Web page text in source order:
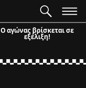
Ο αγώνας βρίσκεται σε
εξέλιξη!